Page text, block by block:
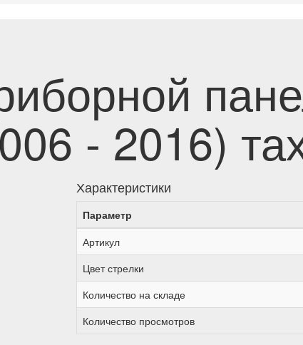
- 2016)
Характеристики
Параметр
Артикул
Цвет стрелки
Количество на складе
Количество просмотров